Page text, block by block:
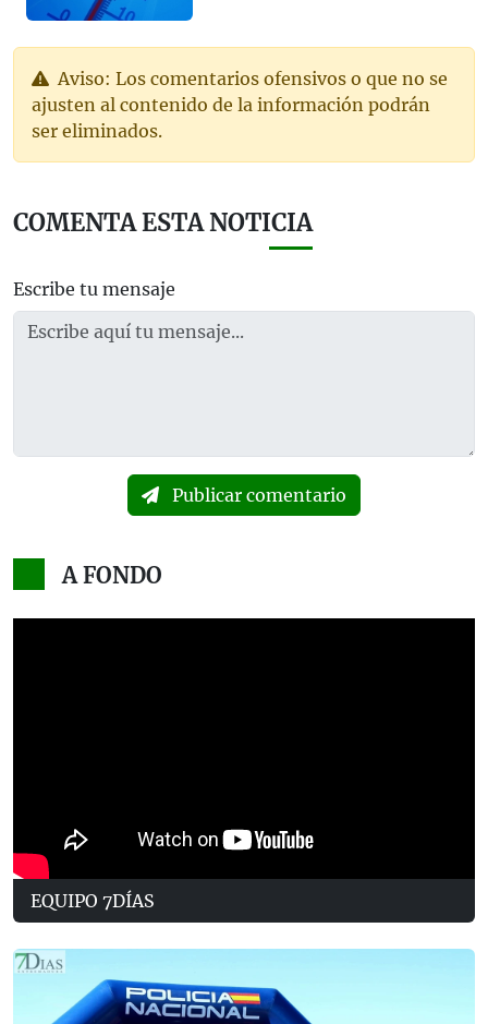
Aviso: Los comentarios ofensivos o que no se
ajusten al contenido de la información podrán
ser eliminados.
COMENTA ESTA NOTICIA
Escribe tu mensaje
Publicar comentario
A FONDO
EQUIPO 7DÍAS